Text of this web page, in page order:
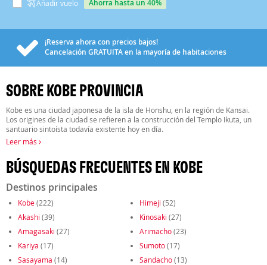
Añadir vuelo ahorra hasta un 40%
¡Reserva ahora con precios bajos!
Cancelación GRATUITAen la mayoría de habitaciones
SOBRE KOBE PROVINCIA
Kobe es una ciudad japonesa de la isla de Honshu, en la región de Kansai.
Los origines de la ciudad se refieren a la construcción del Templo Ikuta, un
santuario sintoísta todavía existente hoy en día.
Leer más
BÚSQUEDAS FRECUENTES EN KOBE
Destinos principales
Kobe(222) Himeji (52)
Akashi (39) Kinosaki (27)
Amagasaki (27) Arimacho(23)
Kariya (17) Sumoto(17)
Sasayama (14) Sandacho(13)